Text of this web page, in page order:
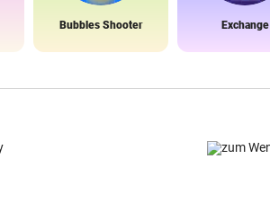
Bubbles Shooter Exchange